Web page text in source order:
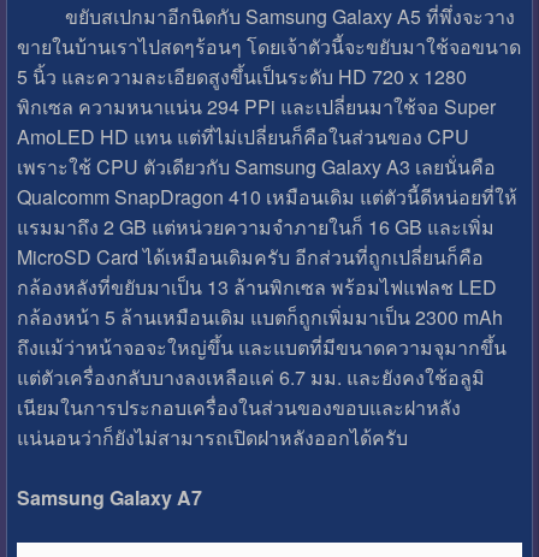
ขยับสเปกมาอีกนิดกับ Samsung Galaxy A5 ที่พึ่งจะวาง
ขายในบ้านเราไปสดๆร้อนๆ โดยเจ้าตัวนี้จะขยับมาใช้จอขนาด
5 นิ้ว และความละเอียดสูงขึ้นเป็นระดับ HD 720 x 1280
พิกเซล ความหนาแน่น 294 PPi และเปลี่ยนมาใช้จอ Super
AmoLED HD แทน แต่ที่ไม่เปลี่ยนก็คือในส่วนของ CPU
เพราะใช้ CPU ตัวเดียวกับ Samsung Galaxy A3 เลยนั่นคือ
Qualcomm SnapDragon 410 เหมือนเดิม แต่ตัวนี้ดีหน่อยที่ให้
แรมมาถึง 2 GB แต่หน่วยความจำภายในก็ 16 GB และเพิ่ม
MicroSD Card ได้เหมือนเดิมครับ อีกส่วนที่ถูกเปลี่ยนก็คือ
กล้องหลังที่ขยับมาเป็น 13 ล้านพิกเซล พร้อมไฟแฟลช LED
กล้องหน้า 5 ล้านเหมือนเดิม แบตก็ถูกเพิ่มมาเป็น 2300 mAh
ถึงแม้ว่าหน้าจอจะใหญ่ขึ้น และแบตที่มีขนาดความจุมากขึ้น
แต่ตัวเครื่องกลับบางลงเหลือแค่ 6.7 มม. และยังคงใช้อลูมิ
เนียมในการประกอบเครื่องในส่วนของขอบและฝาหลัง
แน่นอนว่าก็ยังไม่สามารถเปิดฝาหลังออกได้ครับ
Samsung Galaxy A7